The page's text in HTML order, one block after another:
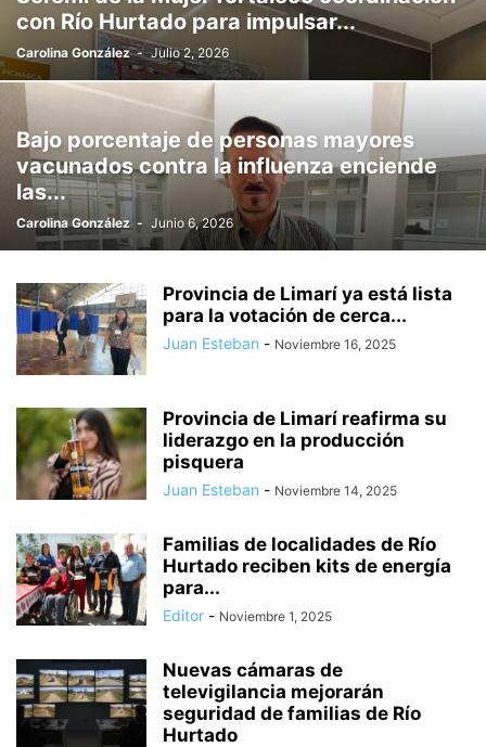
con Río Hurtado para impulsar...
Carolina González - Julio 2, 2026
Bajo porcentaje de personas mayores
vacunados contra la influenza enciende
las...
Carolina González - Junio 6, 2026
Provincia de Limarí ya está lista
para la votación de cerca...
Juan Esteban - Noviembre 16, 2025
Provincia de Limarí reafirma su
liderazgo en la producción
pisquera
Juan Esteban - Noviembre 14, 2025
Familias de localidades de Río
Hurtado reciben kits de energía
para...
Editor - Noviembre 1, 2025
Nuevas cámaras de
televigilancia mejorarán
seguridad de familias de Río
Hurtado